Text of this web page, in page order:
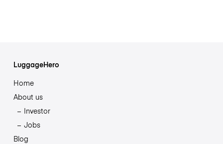
LuggageHero
Home
About us
Investor
Jobs
Blog